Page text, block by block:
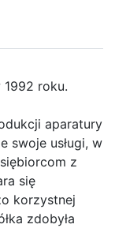
1992 roku.
aparatury
swoje usługi, w
z
się
korzystnej
zdobyła